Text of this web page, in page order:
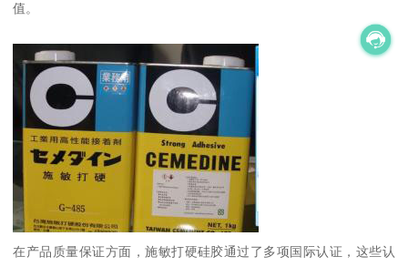
值。
在产品质量保证方面，施敏打硬硅胶通过了多项国际认证，这些认